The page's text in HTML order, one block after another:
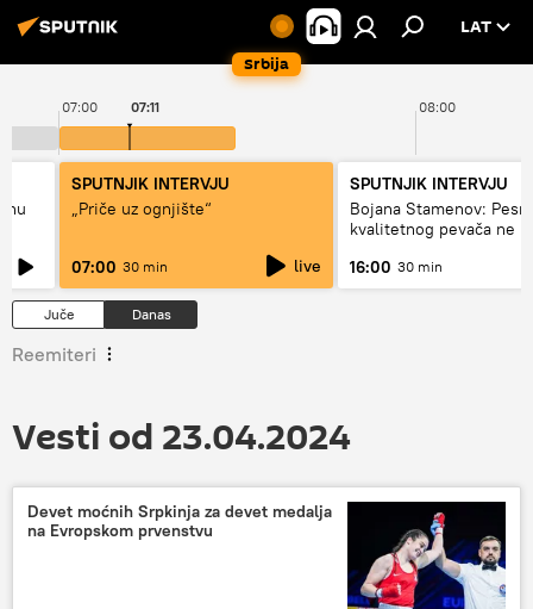
Srbija
LAT
07:00 08:00
07:11
SPUTNJIK INTERVJU
„Priče uz ognjište“
07:00 30 min live
SPUTNJIK INTERVJU
Bojana Stamenov:
kvalitetnog pevača ne
16:00 30 min
Juče Danas
Reemiteri
Vesti od 23.04.2024
Devet moćnih Srpkinja za devet medalja
na Evropskom prvenstvu